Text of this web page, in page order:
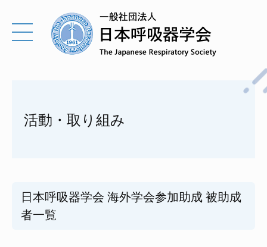
活動・取り組み
日本呼吸器学会 海外学会参加助成 被助成
者一覧